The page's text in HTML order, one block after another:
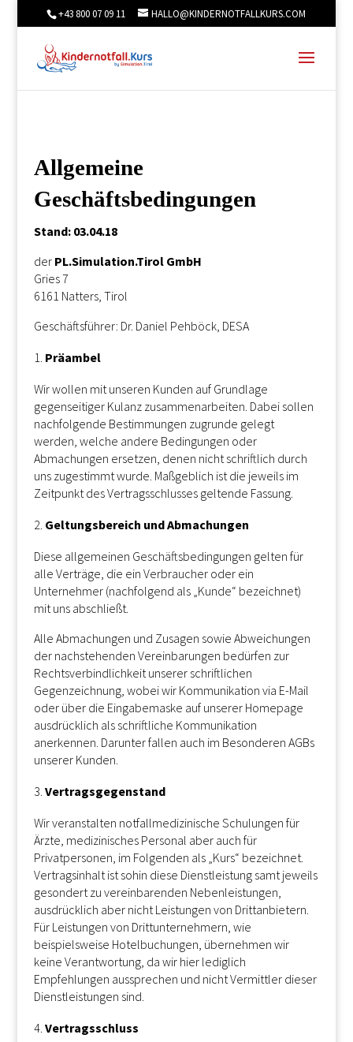
+43 800 07 09 11 HALLO@KINDERNOTFALLKURS.COM
Allgemeine
Geschäftsbedingungen
Stand: 03.04.18
der PL.Simulation.Tirol GmbH
Gries 7
6161 Natters, Tirol
Geschäftsführer: Dr. Daniel Pehböck, DESA
Präambel
Wir wollen mit unseren Kunden auf Grundlage
gegenseitiger Kulanz zusammenarbeiten. Dabei sollen
nachfolgende Bestimmungen zugrunde gelegt
werden, welche andere Bedingungen oder
Abmachungen ersetzen, denen nicht schriftlich durch
uns zugestimmt wurde. Maßgeblich ist die jeweils im
Zeitpunkt des Vertragsschlusses geltende Fassung.
Geltungsbereich und Abmachungen
Diese allgemeinen Geschäftsbedingungen gelten für
alle Verträge, die ein Verbraucher oder ein
Unternehmer (nachfolgend als „Kunde“ bezeichnet)
mit uns abschließt.
Alle Abmachungen und Zusagen sowie Abweichungen
der nachstehenden Vereinbarungen bedürfen zur
Rechtsverbindlichkeit unserer schriftlichen
Gegenzeichnung, wobei wir Kommunikation via E-Mail
oder über die Eingabemaske auf unserer Homepage
ausdrücklich als schriftliche Kommunikation
anerkennen. Darunter fallen auch im Besonderen AGBs
unserer Kunden.
Vertragsgegenstand
Wir veranstalten notfallmedizinische Schulungen für
Ärzte, medizinisches Personal aber auch für
Privatpersonen, im Folgenden als „Kurs“ bezeichnet.
Vertragsinhalt ist sohin diese Dienstleistung samt jeweils
gesondert zu vereinbarenden Nebenleistungen,
ausdrücklich aber nicht Leistungen von Drittanbietern.
Für Leistungen von Drittunternehmern, wie
beispielsweise Hotelbuchungen, übernehmen wir
keine Verantwortung, da wir hier lediglich
Empfehlungen aussprechen und nicht Vermittler dieser
Dienstleistungen sind.
Vertragsschluss